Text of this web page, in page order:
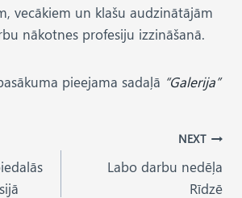
vecākiem un klašu audzinātājām
nākotnes profesiju izzināšanā.
pieejama sadaļā “Galerija”
NEXT
Labo darbu nedēļa
Rīdzē